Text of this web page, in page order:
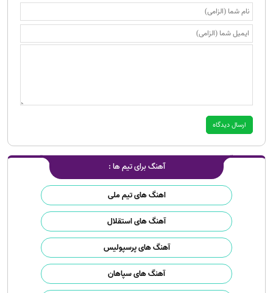
آهنگ برای تیم ها :
اهنگ های تیم ملی
آهنگ های استقلال
آهنگ های پرسپولیس
آهنگ های سپاهان